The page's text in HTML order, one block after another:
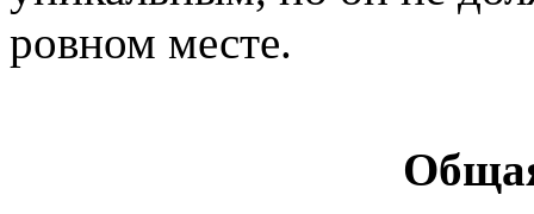
ровном месте.